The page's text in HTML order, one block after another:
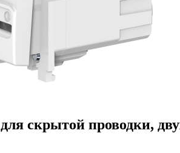
скрытой проводки,